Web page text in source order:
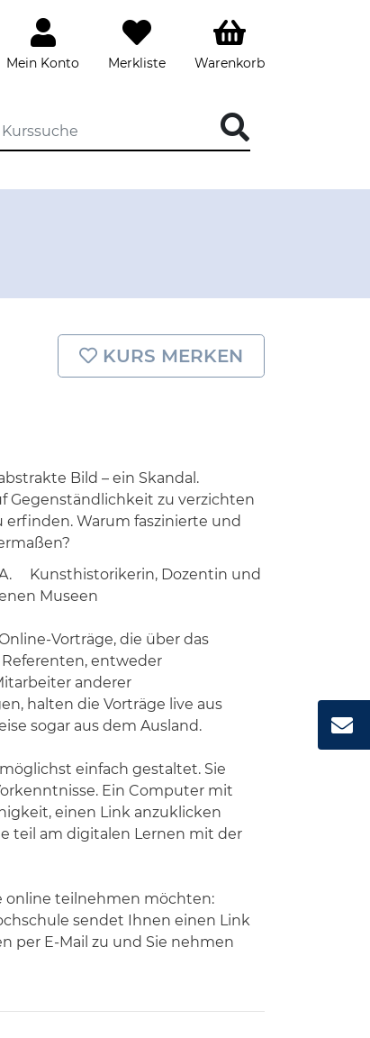
Mein Konto Merkliste Warenkorb
KURS MERKEN
Bild – ein Skandal.
Gegenständlichkeit zu verzichten
Warum faszinierte und
Kunsthistorikerin, Dozentin und
Museen
Vorträge, die über das
entweder
anderer
halten die Vorträge live aus
sogar aus dem Ausland.
einfach gestaltet. Sie
Ein Computer mit
einen Link anzuklicken
teil am digitalen Lernen mit der
online teilnehmen möchten:
sendet Ihnen einen Link
per E-Mail zu und Sie nehmen